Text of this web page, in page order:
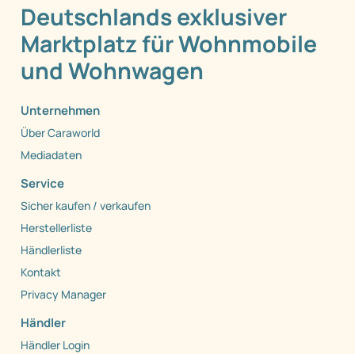
Deutschlands exklusiver
Marktplatz für Wohnmobile
und Wohnwagen
Unternehmen
Über Caraworld
Mediadaten
Service
Sicher kaufen / verkaufen
Herstellerliste
Händlerliste
Kontakt
Privacy Manager
Händler
Händler Login